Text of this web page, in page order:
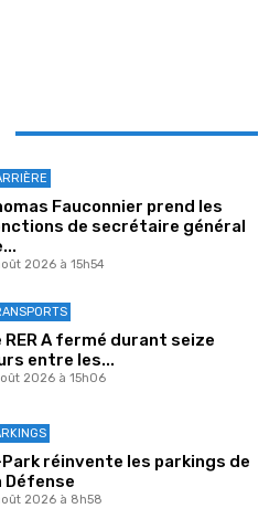
Fauconnier prend les
de secrétaire général
2026 à 15h54
RER A fermé durant seize
entre les...
2026 à 15h06
Park réinvente les parkings de
Défense
2026 à 8h58